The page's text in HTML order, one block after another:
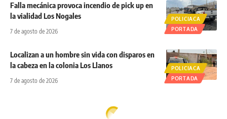
POLICIACA
PORTADA
Falla mecánica provoca incendio de pick up en
la vialidad Los Nogales
7 de agosto de 2026
POLICIACA
PORTADA
Localizan a un hombre sin vida con disparos en
la cabeza en la colonia Los Llanos
7 de agosto de 2026